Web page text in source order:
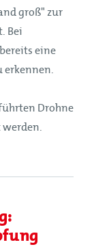
groß" zur
Bei
eine
erkennen.
Drohne
werden.